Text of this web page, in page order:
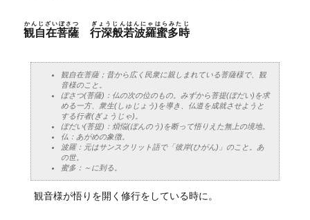
観自在菩薩
かんじざいぼさつ
行深般若波羅蜜多時
ぎょうじんはんにゃはらみたじ
観自在菩薩；昔から広く民衆に親しまれている菩薩様で、観
音様のこと。
ぼさつ(菩薩)：仏の次の位のもの。みずから菩提(ぼだい)を求
める一方、衆生(しゅじょう)を導き、仏道を成就させようと
する行者(ぎょうじゃ)。
ぼだい(菩提)：煩悩(ぼんのう)を断って悟りえた無上の境地。
仏：あがめの象徴。
波羅：元はサンスクリット語で「彼岸(ひがん)」のこと。あ
の世。
蜜多：～に到る。
観音様が悟りを開く修行をしている時に。